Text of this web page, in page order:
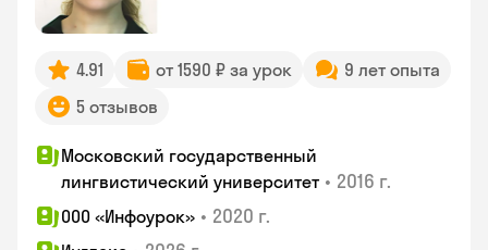
4.91 от 1590 ₽ за урок
9 лет опыта
5 отзывов
Московский государственный
лингвистический университет • 2016 г.
ООО «Инфоурок» • 2020 г.